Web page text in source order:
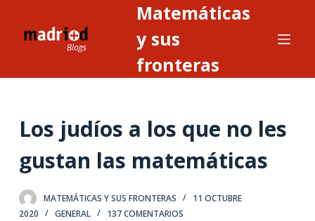
n
Matemáticas
y sus
fronteras
Los judíos a los que no les
gustan las matemáticas
MATEMÁTICAS Y SUS FRONTERAS
11 OCTUBRE
2020
GENERAL 137 COMENTARIOS